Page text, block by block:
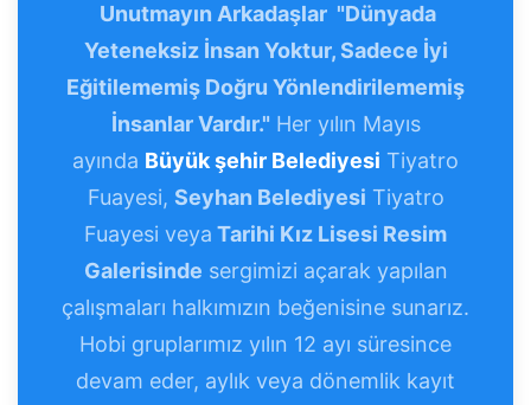
Unutmayın Arkadaşlar "Dünyada
Yeteneksiz İnsan Yoktur, Sadece İyi
Eğitilememiş Doğru Yönlendirilememiş
İnsanlar Vardır." Her yılın Mayıs
ayında Büyük şehir Belediyesi Tiyatro
Fuayesi, Seyhan Belediyesi Tiyatro
Fuayesi veya Tarihi Kız Lisesi Resim
Galerisinde sergimizi açarak yapılan
çalışmaları halkımızın beğenisine sunarız.
Hobi gruplarımız yılın 12 ayı süresince
devam eder, aylık veya dönemlik kayıt